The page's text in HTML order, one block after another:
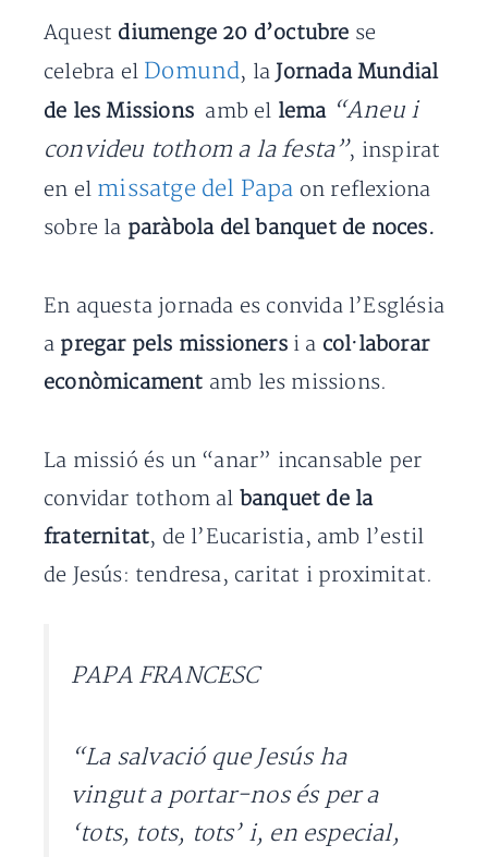
Aquest diumenge 20 d’octubre se
celebra el Domund, la Jornada Mundial
de les Missions amb el lema “Aneu i
convideu tothom a la festa”, inspirat
en el missatge del Papa on reflexiona
sobre la paràbola del banquet de noces.
En aquesta jornada es convida l’Església
a pregar pels missionersi a col·laborar
econòmicament amb les missions.
La missió és un “anar” incansable per
convidar tothom al banquet de la
fraternitat, de l’Eucaristia, amb l’estil
de Jesús: tendresa, caritat i proximitat.
PAPA FRANCESC
“La salvació que Jesús ha
vingut a portar-nos és per a
‘tots, tots, tots’ i, en especial,